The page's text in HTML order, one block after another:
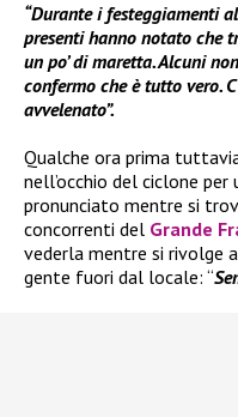
“Durante i festeggiamenti
presenti hanno notato che
un po’ di maretta. Alcuni
confermo che è tutto vero.
avvelenato”.
Qualche ora prima
nell’occhio del ciclone per
pronunciato mentre si
concorrenti del Grande
vederla mentre si rivolge a
gente fuori dal locale: “